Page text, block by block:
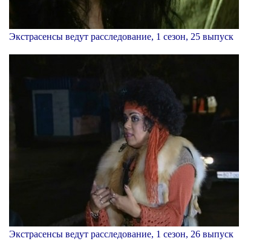
Экстрасенсы ведут расследование, 1 сезон, 25 выпуск
Экстрасенсы ведут расследование, 1 сезон, 26 выпуск